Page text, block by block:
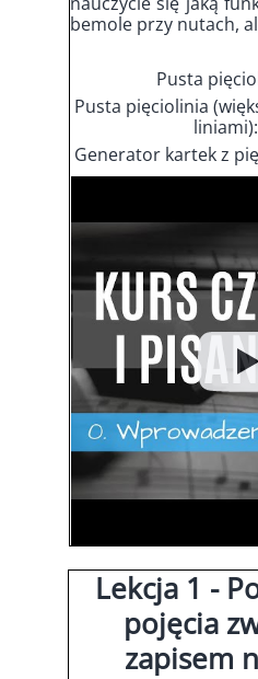
Lekcja 1 -
pojęcia
zapisem
bemole przy nutach,
Pusta
Pusta pięciolinia
liniami):
Generator kartek z